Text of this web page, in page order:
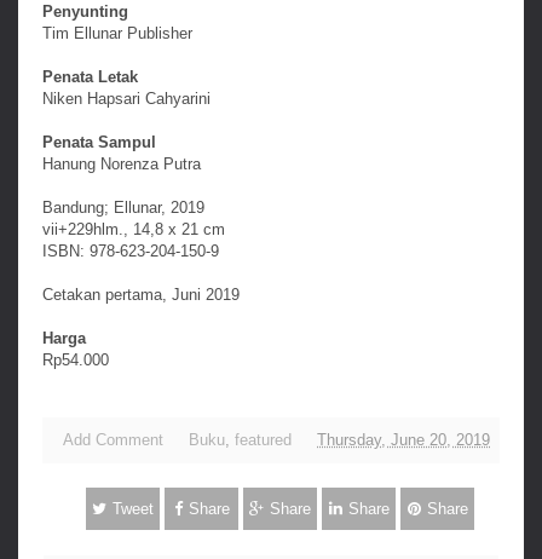
Penyunting
Tim Ellunar Publisher
Penata Letak
Niken Hapsari Cahyarini
Penata Sampul
Hanung Norenza Putra
Bandung; Ellunar, 2019
vii+229hlm., 14,8 x 21 cm
ISBN: 978-623-204-150-9
Cetakan pertama, Juni 2019
Harga
Rp54.000
Add Comment Buku featured Thursday, June 20, 2019
Tweet Share Share Share Share